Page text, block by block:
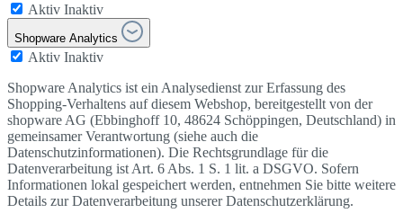
Aktiv Inaktiv
Shopware Analytics
Aktiv Inaktiv
Shopware Analytics ist ein Analysedienst zur Erfassung des
Shopping-Verhaltens auf diesem Webshop, bereitgestellt von der
shopware AG (Ebbinghoff 10, 48624 Schöppingen, Deutschland) in
gemeinsamer Verantwortung (siehe auch die
Datenschutzinformationen). Die Rechtsgrundlage für die
Datenverarbeitung ist Art. 6 Abs. 1 S. 1 lit. a DSGVO. Sofern
Informationen lokal gespeichert werden, entnehmen Sie bitte weitere
Details zur Datenverarbeitung unserer Datenschutzerklärung.